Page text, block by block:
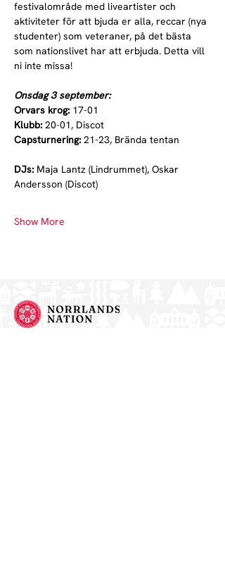
festivalområde med liveartister och
aktiviteter för att bjuda er alla, reccar (nya
studenter) som veteraner, på det bästa
som nationslivet har att erbjuda. Detta vill
ni inte missa!
Onsdag 3 september:
Orvars krog: 17-01
Klubb: 20-01, Discot
Capsturnering: 21-23, Brända tentan
DJs: Maja Lantz (Lindrummet), Oskar
Andersson (Discot)
Show More